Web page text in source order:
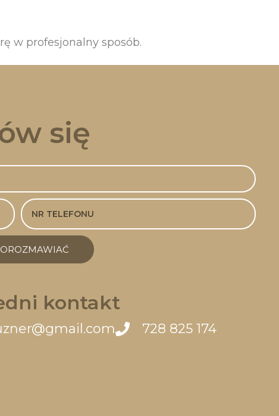
w profesjonalny sposób.
się
kontakt
728 825 174